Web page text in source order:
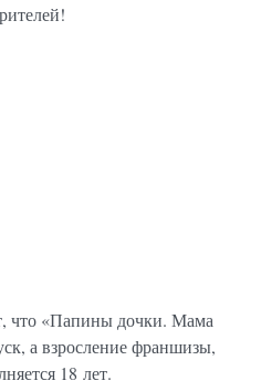
что «Папины дочки. Мама
а взросление франшизы,
18 лет.